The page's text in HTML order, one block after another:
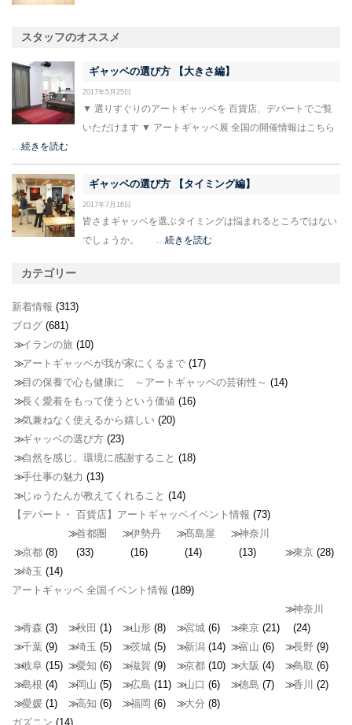
スタッフのオススメ
ギャッベの選び方 【大きさ編】
2017年5月25日
▼ 選りすぐりのアートギャッベを 百貨店、デパートでご覧
いただけます ▼ アートギャッベ展 全国の開催情報はこちら
続きを読む
ギャッベの選び方 【タイミング編】
2017年7月16日
皆さまギャッベを選ぶタイミングは悩まれるところではない
でしょうか。 … 続きを読む
カテゴリー
新着情報 (313)
ブログ (681)
イランの旅 (10)
アートギャッベが我が家にくるまで (17)
目の保養で心も健康に ～アートギャッベの芸術性～ (14)
長く愛着をもって使うという価値 (16)
気兼ねなく使えるから嬉しい (20)
ギャッベの選び方 (23)
自然を感じ、環境に感謝すること (18)
手仕事の魅力 (13)
じゅうたんが教えてくれること (14)
【デパート・ 百貨店】アートギャッベイベント情報 (73)
京都 (8)
首都圏
(33)
伊勢丹
(16)
髙島屋
(14)
神奈川
(13)
東京 (28)
埼玉 (14)
アートギャッベ 全国イベント情報 (189)
青森 (3) 秋田 (1) 山形 (8) 宮城 (6) 東京 (21)
神奈川
(24)
千葉 (9) 埼玉 (5) 茨城 (5) 新潟 (14) 富山 (6) 長野 (9)
岐阜 (15) 愛知 (6) 滋賀 (9) 京都 (10) 大阪 (4) 鳥取 (6)
島根 (4) 岡山 (5) 広島 (11) 山口 (6) 徳島 (7) 香川 (2)
愛媛 (1) 高知 (6) 福岡 (6) 大分 (8)
ガズニン (14)